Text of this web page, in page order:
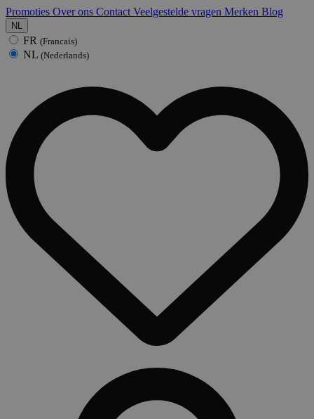
Promoties Over ons Contact Veelgestelde vragen Merken Blog
NL
FR (Francais)
NL (Nederlands)